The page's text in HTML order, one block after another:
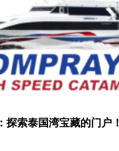
探索泰国湾宝藏的门户！